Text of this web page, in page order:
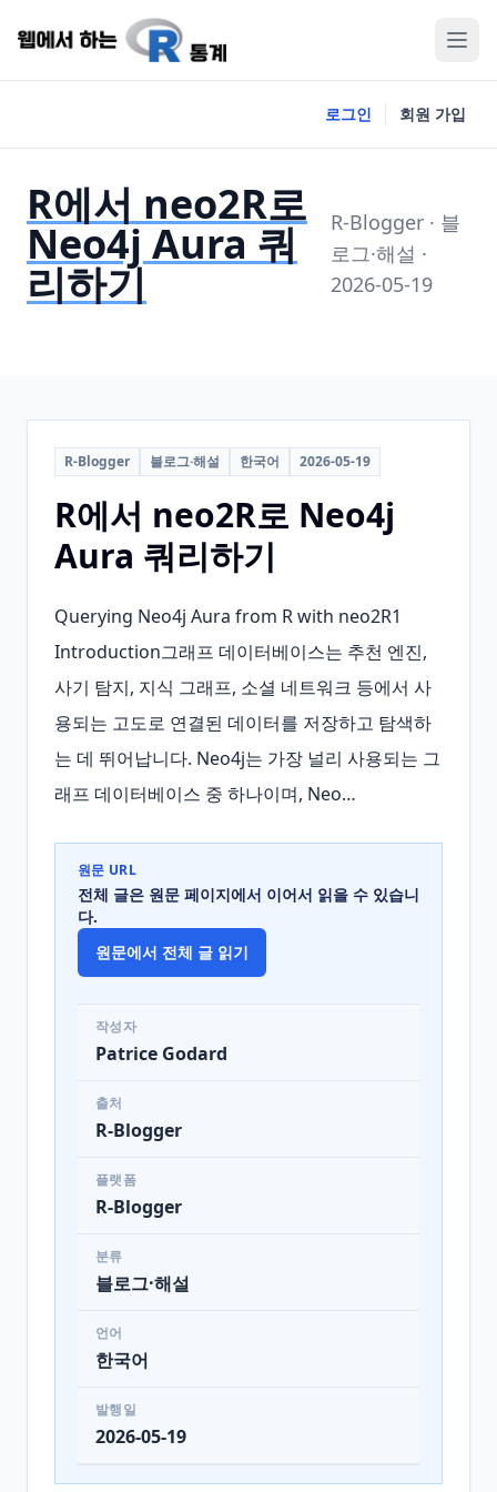
로그인 회원 가입
R에서 neo2R로
Neo4j Aura 쿼
리하기
R-Blogger · 블
로그·해설 ·
2026-05-19
R-Blogger 블로그·해설 한국어 2026-05-19
R에서 neo2R로 Neo4j
Aura 쿼리하기
Querying Neo4j Aura from R with neo2R1
Introduction그래프 데이터베이스는 추천 엔진,
사기 탐지, 지식 그래프, 소셜 네트워크 등에서 사
용되는 고도로 연결된 데이터를 저장하고 탐색하
는 데 뛰어납니다. Neo4j는 가장 널리 사용되는 그
래프 데이터베이스 중 하나이며, Neo…
원문 URL
전체 글은 원문 페이지에서 이어서 읽을 수 있습니
다.
원문에서 전체 글 읽기
작성자
Patrice Godard
출처
R-Blogger
플랫폼
R-Blogger
분류
블로그·해설
언어
한국어
발행일
2026-05-19